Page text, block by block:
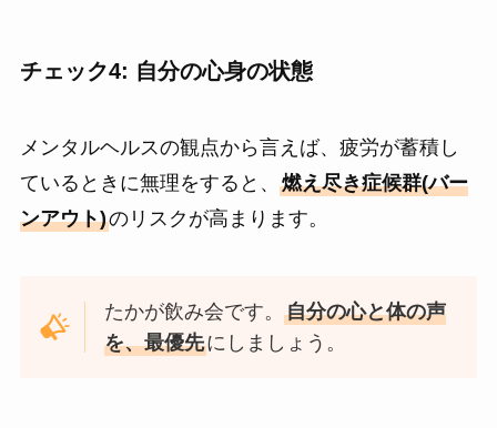
チェック4: 自分の心身の状態
メンタルヘルスの観点から言えば、疲労が蓄積し
ているときに無理をすると、 燃え尽き症候群(バー
ンアウト)のリスクが高まります。
たかが飲み会です。自分の心と体の声
を、最優先にしましょう。